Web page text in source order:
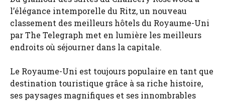
l’élégance intemporelle du Ritz, un nouveau
classement des meilleurs hôtels du Royaume-Uni
par The Telegraph met en lumière les meilleurs
endroits où séjourner dans la capitale.
Le Royaume-Uni est toujours populaire en tant que
destination touristique grâce à sa riche histoire,
ses paysages magnifiques et ses innombrables